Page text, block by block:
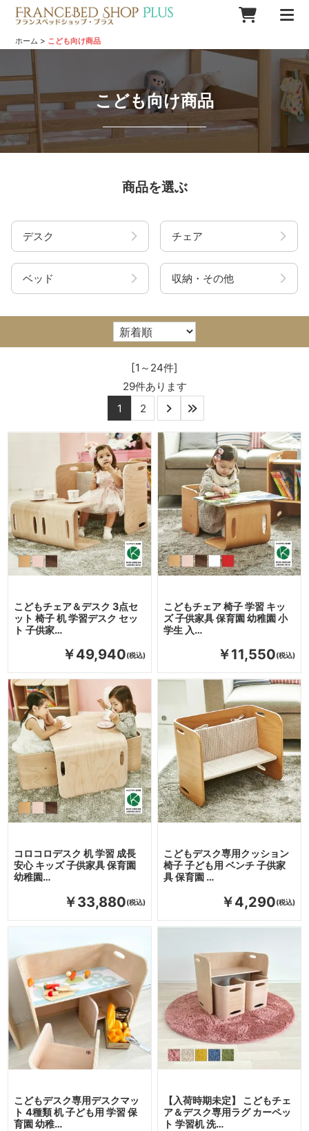
ホーム > こども向け商品
こども向け商品
商品を選ぶ
デスク チェア
ベッド 収納・その他
[1～24件]
29件あります
1
2
こどもチェア＆デスク 3点セ
ット 椅子 机 学習デスク セッ
ト 子供家…
￥49,940
こどもチェア 椅子 学習 キッ
ズ 子供家具 保育園 幼稚園 小
学生 入…
￥11,550
コロコロデスク 机 学習 成長
安心 キッズ 子供家具 保育園
幼稚園…
￥33,880
こどもデスク専用クッション
椅子 子ども用 ベンチ 子供家
具 保育園 …
￥4,290
こどもデスク専用デスクマッ
ト 4種類 机 子ども用 学習 保
育園 幼稚…
【入荷時期未定】 こどもチェ
ア＆デスク専用ラグ カーペッ
ト 学習机 洗…